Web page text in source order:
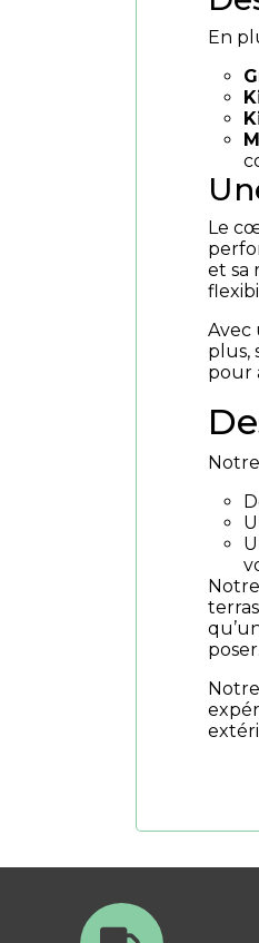
En
Le
et sa
Avec
plus,
pour
poser.